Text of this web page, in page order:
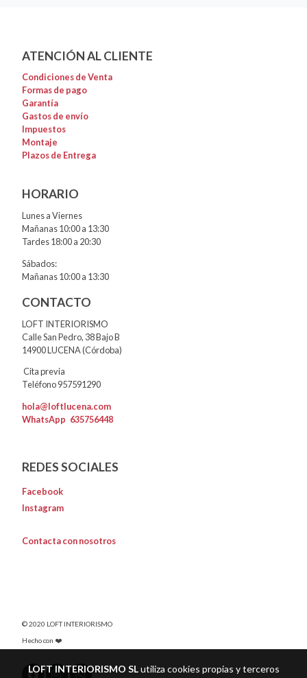
ATENCIÓN AL CLIENTE
Condiciones de Venta
Formas de pago
Garantía
Gastos de envío
Impuestos
Montaje
Plazos de Entrega
HORARIO
Lunes a Viernes
Mañanas 10:00 a 13:30
Tardes 18:00 a 20:30
Sábados:
Mañanas 10:00 a 13:30
CONTACTO
LOFT INTERIORISMO
Calle San Pedro, 38 Bajo B
14900 LUCENA (Córdoba)
Cita previa
Teléfono 957591290
hola@loftlucena.com
WhatsApp 635756448
REDES SOCIALES
Facebook
Instagram
Contacta con nosotros
© 2020 LOFT INTERIORISMO
Hecho con ❤️
LOFT INTERIORISMO SLutiliza cookies propias y terceros